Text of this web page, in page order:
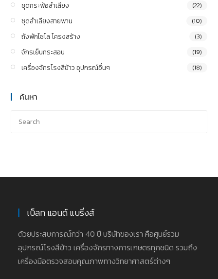
ชุดกระพ้อลำเลียง (22)
ชุดลำเลียงสายพาน (10)
ถังพักไซโล โครงสร้าง (3)
จักรเย็บกระสอบ (19)
เครื่องจักรโรงสีข้าว อุปกรณ์อื่นๆ (18)
ค้นหา
เบ็ลท แอนด์ แบริ่งส์
ด้วยประสบการณ์กว่า 40 ปี บริษัทของเรา คือศูนย์รวม
อุปกรณ์โรงสีข้าว เครื่องจักรทางการเกษตรทุกชนิด รวมถึง
เครื่องมือตรวจสอบคุณภาพทางวิทยาศาสตร์ต่างๆ